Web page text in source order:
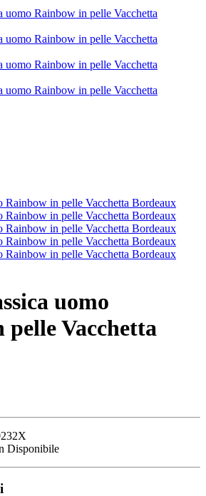
uomo
Vacchetta
Disponibile